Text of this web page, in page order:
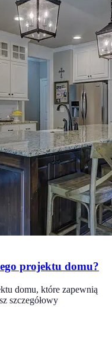
projektu domu?
domu, które zapewnią
szczegółowy